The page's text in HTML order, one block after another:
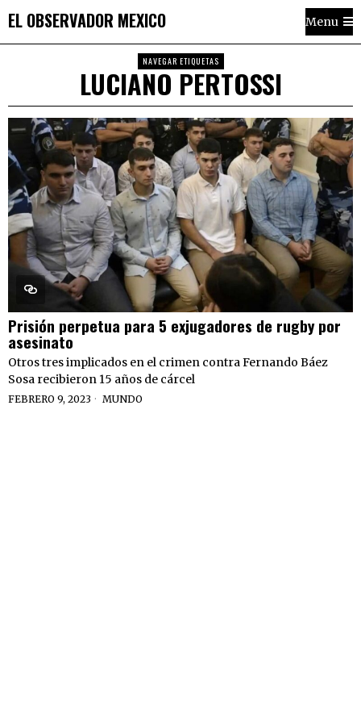
EL OBSERVADOR MEXICO Menu
NAVEGAR ETIQUETAS
LUCIANO PERTOSSI
Prisión perpetua para 5 exjugadores de rugby por
asesinato
Otros tres implicados en el crimen contra Fernando Báez
Sosa recibieron 15 años de cárcel
FEBRERO 9, 2023 MUNDO